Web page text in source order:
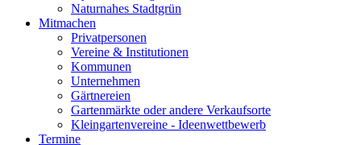
Naturnahes Stadtgrün
Mitmachen
Privatpersonen
Vereine & Institutionen
Kommunen
Unternehmen
Gärtnereien
Gartenmärkte oder andere Verkaufsorte
Kleingartenvereine - Ideenwettbewerb
Termine